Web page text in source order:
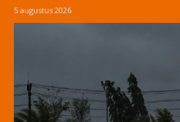
5 augustus 2026